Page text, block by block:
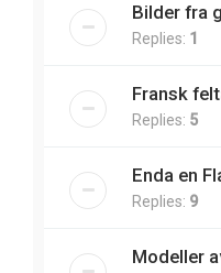
Bilder fra
Replies: 1
Fransk
Replies: 5
Enda en
Replies: 9
Modeller